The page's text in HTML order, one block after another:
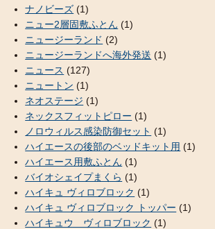
ナノビーズ (1)
ニュー2層固敷ふとん (1)
ニュージーランド (2)
ニュージーランドへ海外発送 (1)
ニュース (127)
ニュートン (1)
ネオステージ (1)
ネックスフィットピロー (1)
ノロウィルス感染防御セット (1)
ハイエースの後部のベッドキット用 (1)
ハイエース用敷ふとん (1)
バイオシェイプまくら (1)
ハイキュ ヴィロブロック (1)
ハイキュ ヴィロブロック トッパー (1)
ハイキュウ ヴィロブロック (1)